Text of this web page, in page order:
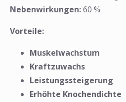
Nebenwirkungen:60 %
Vorteile:
Muskelwachstum
Kraftzuwachs
Leistungssteigerung
Erhöhte Knochendichte